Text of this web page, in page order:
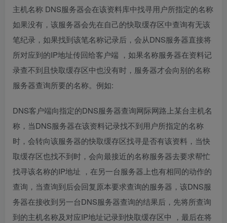
主机名称 DNS服务器会在该资料库中找寻用户所指定的名称
如果没有，该服务器会先在自己的快取缓存区中查询有无该
笔纪录，如果找到该笔名称记录后，会从DNS服务器直接将
所对应到的IP地址传回给客户端 ，如果名称服务器在资料记
录查不到且快取缓存区中也没有时，服务器才会向别的名称
服务器查询所要的名称。例如:
DNS客户端向指定的DNS服务器查询网际网路上某台主机名
称，当DNS服务器在该资料记录找不到用户所指定的名称
时，会转向该服务器的快取缓存区找寻是否有该资料，当快
取缓存区也找不到时，会向最接近的名称服务器去要求帮忙
找寻该名称的IP地址 ，在另一台服务器上也有相同的动作的
查询，当查询到后会回复原本要求查询的服务器，该DNS服
务器在接收到另一台DNS服务器查询的结果后，先将所查询
到的主机名称及对应IP地址记录到快取缓存区中 ，最后在将